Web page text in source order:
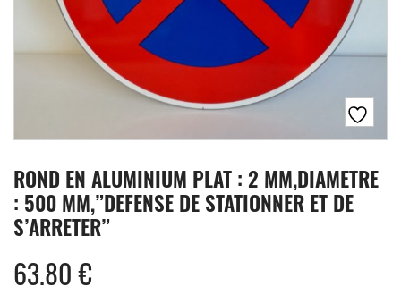
ROND EN ALUMINIUM PLAT : 2 MM,DIAMETRE
: 500 MM,”DEFENSE DE STATIONNER ET DE
S’ARRETER”
63.80€